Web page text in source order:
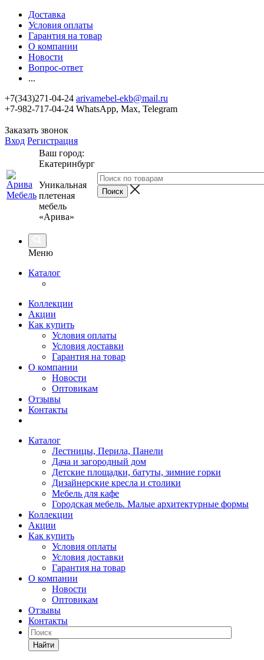
Доставка
Условия оплаты
Гарантия на товар
О компании
Новости
Вопрос-ответ
...
+7(343)271-04-24 arivamebel-ekb@mail.ru
+7-982-717-04-24 WhatsApp, Max, Telegram
Заказать звонок
Вход Регистрация
Ваш город:
Екатеринбург
Уникальная
плетеная
мебель
«Арива»
Меню
Каталог
Коллекции
Акции
Как купить
Условия оплаты
Условия доставки
Гарантия на товар
О компании
Новости
Оптовикам
Отзывы
Контакты
Каталог
Лестницы, Перила, Панели
Дача и загородный дом
Детские площадки, батуты, зимние горки
Дизайнерские кресла и столики
Мебель для кафе
Городская мебель. Малые архитектурные формы
Коллекции
Акции
Как купить
Условия оплаты
Условия доставки
Гарантия на товар
О компании
Новости
Оптовикам
Отзывы
Контакты
Найти